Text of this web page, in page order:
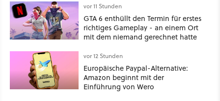
vor 11 Stunden
GTA 6 enthüllt den Termin für erstes
richtiges Gameplay - an einem Ort
mit dem niemand gerechnet hatte
vor 12 Stunden
Europäische Paypal-Alternative:
Amazon beginnt mit der
Einführung von Wero